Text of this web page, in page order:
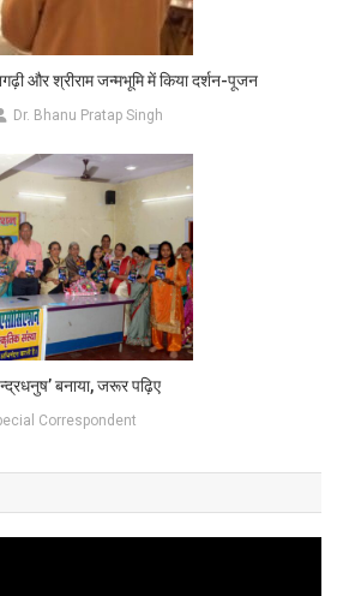
और श्रीराम जन्मभूमि में किया दर्शन-पूजन
Dr. Bhanu Pratap Singh
बनाया, जरूर पढ़िए
Correspondent